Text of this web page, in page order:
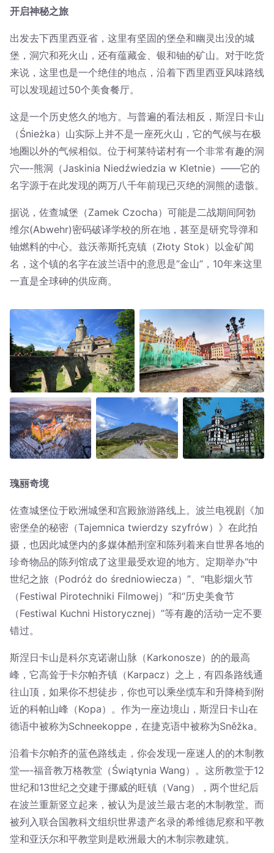
开启神秘之旅
出发去下西里西亚省，这里有坚固的堡垒和幽灵出没的城
堡，洞穴和死火山，还有蕴藏金、银和铀的矿山。对于吃货
来说，这里也是一个绝佳的地点，沿着下西里西亚风味路线
可以发现超过50个美食餐厅。
这是一个历史悠久的地方。与普遍的看法相反，斯涅日卡山
（Śnieżka）山实际上并不是一座死火山，它的气候与在极
地圈以外的气候相似。位于柯莱特诺村有一个非常有趣的洞
穴—-熊洞（Jaskinia Niedźwiedzia w Kletnie）——它的
名字源于在此发现的两万八千年前现已灭绝的洞熊的遗骸。
据说，佐查城堡（Zamek Czocha）可能是二战期间阿勃
维尔(Abwehr)密码破译学校的所在地，甚至是研究导弹和
铀燃料的中心。兹沃蒂斯托克镇（Złoty Stok）以金矿闻
名，这个镇的名字在波兰语中的意思是“金山”，10年来这里
一直是全球砷的供应商。
瑰丽奇境
佐查城堡位于欧洲城堡和宫殿旅游路线上。波兰电视剧《加
密堡垒的秘密（Tajemnica twierdzy szyfrów）》在此拍
摄，也因此城堡内的多媒体酷刑室和陈列着来自世界各地的
珍奇物品的陈列馆成了这里最受欢迎的地方。定期举办“中
世纪之旅（Podróż do średniowiecza）”、“电影烟火节
（Festiwal Pirotechniki Filmowej）”和“历史美食节
（Festiwal Kuchni Historycznej）”等有趣的活动一定不要
错过。
斯涅日卡山是科尔克诺谢山脉（Karkonosze）的的最高
峰，它高耸于卡尔帕齐镇（Karpacz）之上，有四条路线通
往山顶，如果你不想徒步，你也可以乘坐缆车和升降椅到附
近的科帕山峰（Kopa）。作为一座边境山，斯涅日卡山在
德语中被称为Schneekoppe，在捷克语中被称为Sněžka。
沿着卡尔帕齐的蓝色路线走，你会发现一座迷人的的木制教
堂—-福音教万格教堂（Świątynia Wang）。这所教堂于12
世纪和13世纪之交建于挪威的旺镇（Vang），两个世纪后
在波兰重新竖立起来，被认为是波兰最古老的木制教堂。而
被列入联合国教科文组织世界遗产名录的希维德尼察和平教
堂和亚沃尔和平教堂则是欧洲最大的木制宗教建筑。